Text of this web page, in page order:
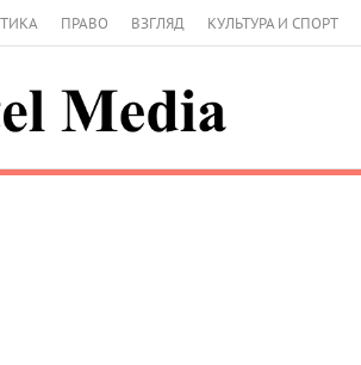
ПРАВО ВЗГЛЯД КУЛЬТУРА И СПОРТ